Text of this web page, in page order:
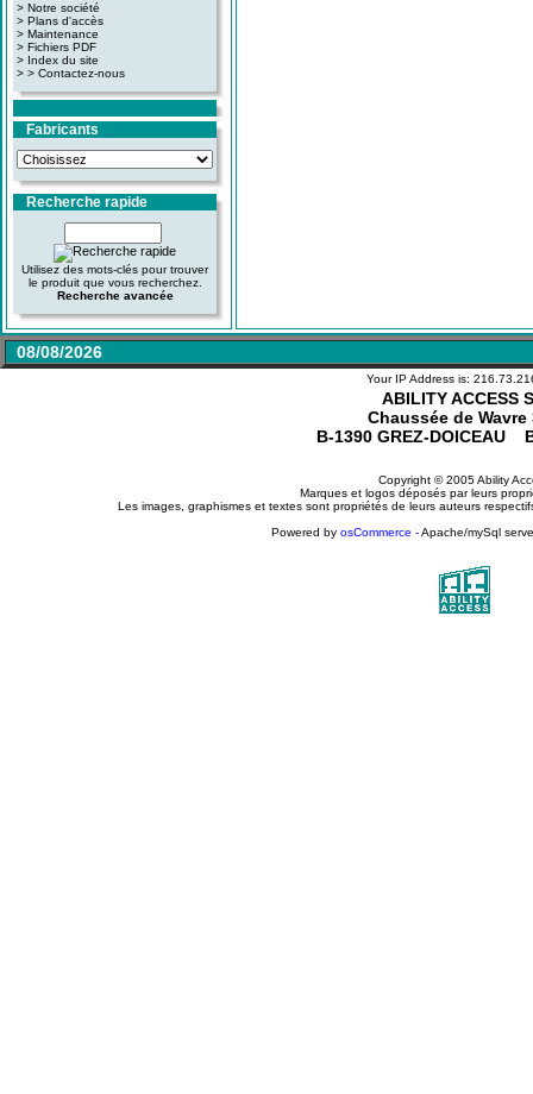
> Notre société
> Plans d'accès
> Maintenance
> Fichiers PDF
> Index du site
> > Contactez-nous
Fabricants
Recherche rapide
Utilisez des mots-clés pour trouver
le produit que vous recherchez.
Recherche avancée
08/08/2026
Your IP Address is:
ABILITY ACCESS
Chaussée de Wavre
B-1390 GREZ-DOICEAU
Copyright © 2005 Ability
Marques et logos déposés par leurs
Les images, graphismes et textes sont propriétés de leurs auteurs
Powered by osCommerce -Apache/mySql